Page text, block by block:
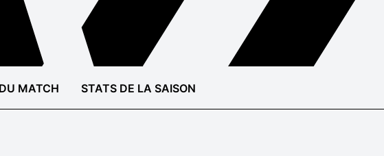
MATCH STATS DE LA SAISON